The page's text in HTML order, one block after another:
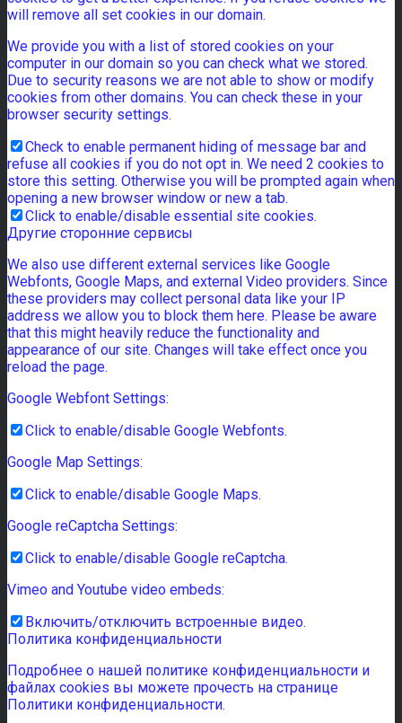
will remove all set cookies in our domain.
We provide you with a list of stored cookies on your
computer in our domain so you can check what we stored.
Due to security reasons we are not able to show or modify
cookies from other domains. You can check these in your
browser security settings.
Check to enable permanent hiding of message bar and
refuse all cookies if you do not opt in. We need 2 cookies to
store this setting. Otherwise you will be prompted again when
opening a new browser window or new a tab.
Click to enable/disable essential site cookies.
Другие сторонние сервисы
We also use different external services like Google
Webfonts, Google Maps, and external Video providers. Since
these providers may collect personal data like your IP
address we allow you to block them here. Please be aware
that this might heavily reduce the functionality and
appearance of our site. Changes will take effect once you
reload the page.
Google Webfont Settings:
Click to enable/disable Google Webfonts.
Google Map Settings:
Click to enable/disable Google Maps.
Google reCaptcha Settings:
Click to enable/disable Google reCaptcha.
Vimeo and Youtube video embeds:
Включить/отключить встроенные видео.
Политика конфиденциальности
Подробнее о нашей политике конфиденциальности и
файлах cookies вы можете прочесть на странице
Политики конфиденциальности.